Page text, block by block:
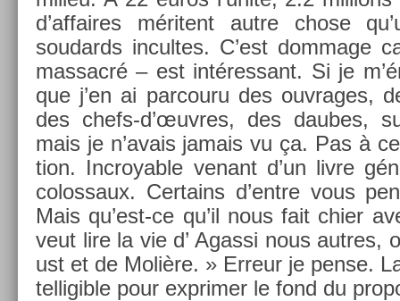
d’af­faires méritent autre chose
soudards in­cul­tes. C’est dom­mage
mas­sacré – est in­téres­sant. Si je
que j’en ai par­couru des ouv­rages,
des chefs-d’œuvres, des daubes,
mais je n’avais jamais vu ça. Pas à
tion. In­croy­able venant d’un livre
col­os­saux. Cer­tains d’entre vous
Mais qu’est-ce qu’il nous fait chier
veut lire la vie d’ Agas­si nous aut­res,
ust et de Molière. » Er­reur je pense.
tel­ligib­le pour ex­prim­er le fond du